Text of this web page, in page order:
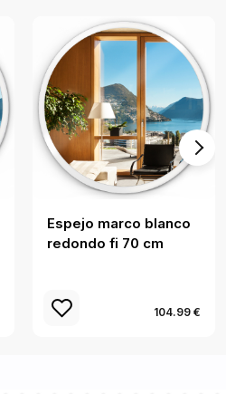
Espejo marco blanco
redondo fi 70 cm
104.99 €